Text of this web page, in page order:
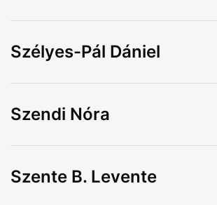
Szélyes-Pál Dániel
Szendi Nóra
Szente B. Levente